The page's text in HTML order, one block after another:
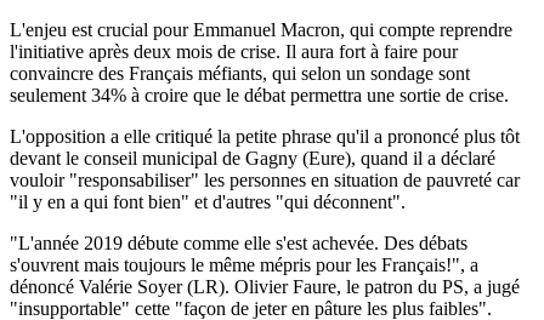
L'enjeu est crucial pour Emmanuel Macron, qui compte reprendre
l'initiative après deux mois de crise. Il aura fort à faire pour
convaincre des Français méfiants, qui selon un sondage sont
seulement 34% à croire que le débat permettra une sortie de crise.
L'opposition a elle critiqué la petite phrase qu'il a prononcé plus tôt
devant le conseil municipal de Gagny (Eure), quand il a déclaré
vouloir "responsabiliser" les personnes en situation de pauvreté car
"il y en a qui font bien" et d'autres "qui déconnent".
"L'année 2019 débute comme elle s'est achevée. Des débats
s'ouvrent mais toujours le même mépris pour les Français!", a
dénoncé Valérie Soyer (LR). Olivier Faure, le patron du PS, a jugé
"insupportable" cette "façon de jeter en pâture les plus faibles".